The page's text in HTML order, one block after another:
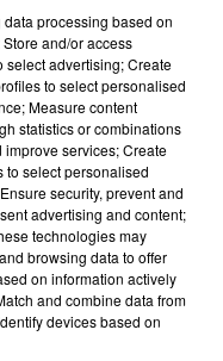
la presse, les
liée au cercle privé
de Marc Lavoine.
n'a été
de déterminer les
précisément
présumée. En
continue d'alimenter
inhabituel que par les
sans réponse.
processing based on
and/or access
select advertising; Create
to select personalised
Measure content
statistics or combinations
services; Create
to select personalised
security, prevent and
advertising and content;
technologies may
browsing data to offer
on information actively
and combine data from
devices based on